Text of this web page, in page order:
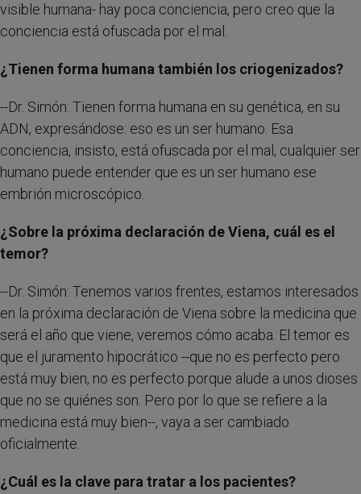
visible humana- hay poca conciencia, pero creo que la
conciencia está ofuscada por el mal.
¿Tienen forma humana también los criogenizados?
--Dr. Simón: Tienen forma humana en su genética, en su
ADN, expresándose: eso es un ser humano. Esa
conciencia, insisto, está ofuscada por el mal, cualquier ser
humano puede entender que es un ser humano ese
embrión microscópico.
¿Sobre la próxima declaración de Viena, cuál es el
temor?
--Dr. Simón: Tenemos varios frentes, estamos interesados
en la próxima declaración de Viena sobre la medicina que
será el año que viene, veremos cómo acaba. El temor es
que el juramento hipocrático --que no es perfecto pero
está muy bien, no es perfecto porque alude a unos dioses
que no se quiénes son. Pero por lo que se refiere a la
medicina está muy bien--, vaya a ser cambiado
oficialmente.
¿Cuál es la clave para tratar a los pacientes?